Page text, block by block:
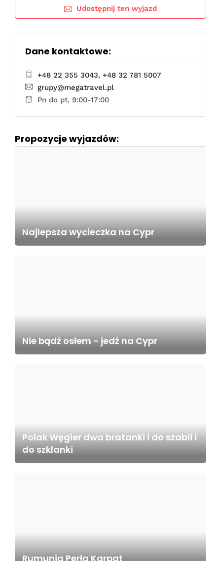
Udostępnij ten wyjazd
Dane kontaktowe:
+48 22 355 3043, +48 32 781 5007
grupy@megatravel.pl
Pn do pt, 9:00-17:00
Propozycje wyjazdów:
Najlepsza wycieczka na Cypr
Nie bądź osłem - jedź na Cypr
Polak Węgier dwa bratanki i do szabli i
do szklanki
Rumunia Perła Karpat